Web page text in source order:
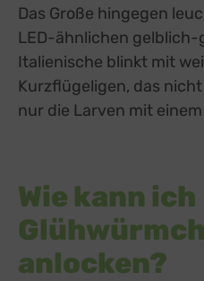
Das Große hingegen
LED-ähnlichen gelblich-
Italienische blinkt mit
Kurzflügeligen, das
nur die Larven mit
Wie kann ich
anlocken?